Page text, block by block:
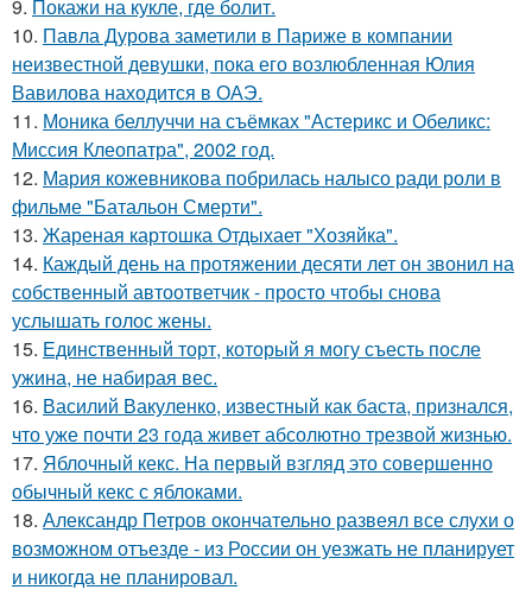
9. Покажи на кукле, где болит.
10. Павла Дурова заметили в Париже в компании
неизвестной девушки, пока его возлюбленная Юлия
Вавилова находится в ОАЭ.
11. Моника беллуччи на съёмках "Астерикс и Обеликс:
Миссия Клеопатра", 2002 год.
12. Мария кожевникова побрилась налысо ради роли в
фильме "Батальон Смерти".
13. Жареная картошка Отдыхает "Хозяйка".
14. Каждый день на протяжении десяти лет он звонил на
собственный автоответчик - просто чтобы снова
услышать голос жены.
15. Единственный торт, который я могу съесть после
ужина, не набирая вес.
16. Василий Вакуленко, известный как баста, признался,
что уже почти 23 года живет абсолютно трезвой жизнью.
17. Яблочный кекс. На первый взгляд это совершенно
обычный кекс с яблоками.
18. Александр Петров окончательно развеял все слухи о
возможном отъезде - из России он уезжать не планирует
и никогда не планировал.